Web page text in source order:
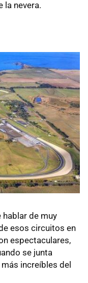
la nevera.
de muy
esos circuitos en
espectaculares,
se junta
increíbles del